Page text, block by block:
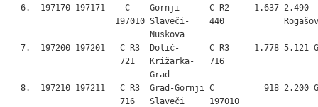
  6.  197170 197171    C    Gornji      C R2     1.637 2.490
197010 Slaveči-    440
                            Nuskova
7.  197200 197201   C R3  Dolič-      C R3     1.778 5.121
                      721   Križarka-   716
                            Grad
8.  197210 197211   C R3  Grad-Gornji C          918 2.200
                      716   Slaveči     197010